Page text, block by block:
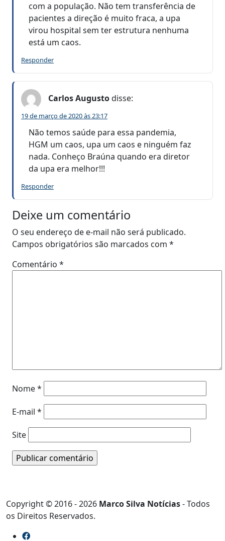
com a população. Não tem transferência de
pacientes a direção é muito fraca, a upa
virou hospital sem ter estrutura nenhuma
está um caos.
Responder
Carlos Augustodisse:
19 de março de 2020 às 23:17
Não temos saúde para essa pandemia,
HGM um caos, upa um caos e ninguém faz
nada. Conheço Braúna quando era diretor
da upa era melhor!!!
Responder
Deixe um comentário
O seu endereço de e-mail não será publicado.
Campos obrigatórios são marcados com *
Comentário *
Nome*
E-mail *
Site
Copyright © 2016 - 2026 Marco Silva Notícias- Todos
os Direitos Reservados.